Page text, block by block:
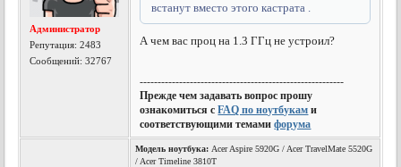
Администратор
Репутация:2483
Сообщений: 32767
встанут вместо этого кастрата .
А чем вас проц на 1.3 ГГц не устроил?
---------------------------------------------------------
Прежде чем задавать вопрос прошу
ознакомиться сFAQ по ноутбукам и
соответствующими темамифорума
Модель ноутбука: Acer Aspire 5920G / Acer TravelMate 5520G
/ Acer Timeline 3810T